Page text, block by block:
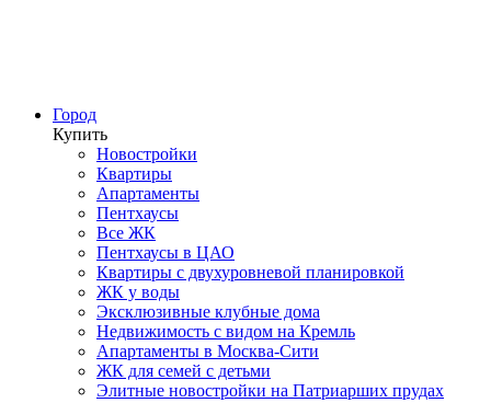
Город
Купить
Новостройки
Квартиры
Апартаменты
Пентхаусы
Все ЖК
Пентхаусы в ЦАО
Квартиры с двухуровневой планировкой
ЖК у воды
Эксклюзивные клубные дома
Недвижимость с видом на Кремль
Апартаменты в Москва-Сити
ЖК для семей с детьми
Элитные новостройки на Патриарших прудах